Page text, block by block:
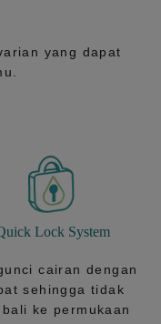
yang dapat
Lock System
cairan dengan
sehingga tidak
ke permukaan